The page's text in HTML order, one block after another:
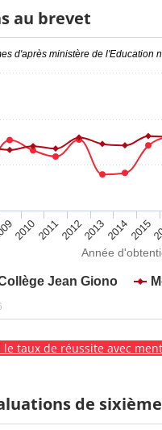
au brevet
Année
d'après ministère de l'Education
Jean Giono
201020112012201320142015
le taux de réussite avec
de sixième